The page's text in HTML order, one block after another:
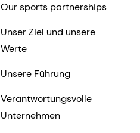
Our sports partnerships
Unser Ziel und unsere
Werte
Unsere Führung
Verantwortungsvolle
Unternehmen